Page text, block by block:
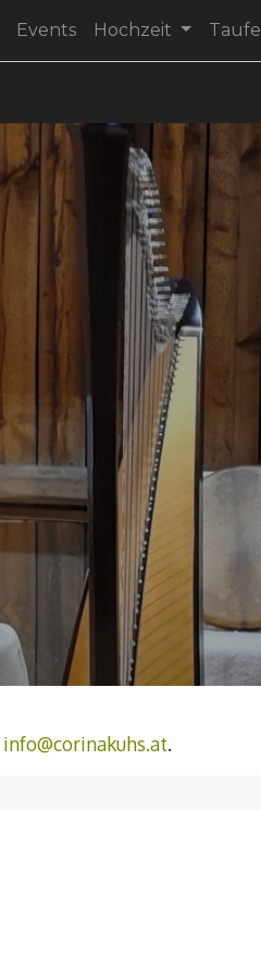
Events Hochzeit Taufe
info@corinakuhs.at.